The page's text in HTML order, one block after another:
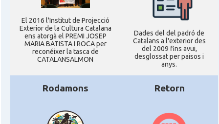
El 2016 l'Institut de Projecció
Exterior de la Cultura Catalana
ens atorgà el PREMI JOSEP
MARIA BATISTA I ROCA per
reconéixer la tasca de
CATALANSALMON
Dades del del padró de
Catalans a l'exterior des
del 2009 fins avui,
desglossat per paisos i
anys.
Rodamons Retorn